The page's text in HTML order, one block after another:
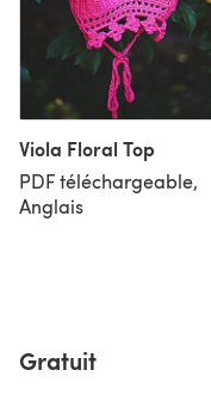
Viola Floral Top
PDF téléchargeable,
Anglais
Gratuit